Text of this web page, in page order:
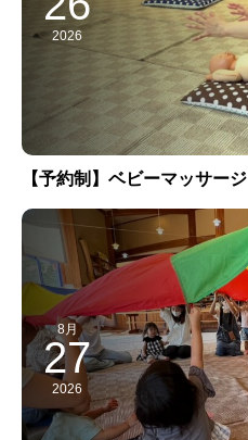
2026
【予約制】ベビーマッサージ
8月
27
2026